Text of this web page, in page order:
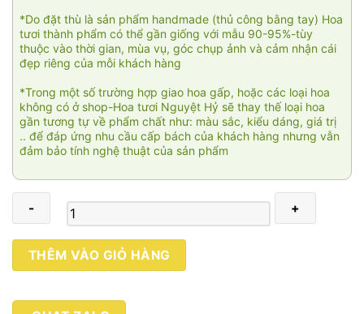
*Do đặt thù là sản phẩm handmade (thủ công bằng tay) Hoa
tươi thành phẩm có thể gần giống với mẫu 90-95%-tùy
thuộc vào thời gian, mùa vụ, góc chụp ảnh và cảm nhận cái
đẹp riêng của mỗi khách hàng
*Trong một số trường hợp giao hoa gấp, hoặc các loại hoa
không có ở shop-Hoa tươi Nguyệt Hỷ sẽ thay thế loại hoa
gần tương tự về phẩm chất như: màu sắc, kiểu dáng, giá trị
.. để đáp ứng nhu cầu cấp bách của khách hàng nhưng vẫn
đảm bảo tính nghệ thuật của sản phẩm
Tương
lai
rỡ
THÊM VÀO GIỎ HÀNG